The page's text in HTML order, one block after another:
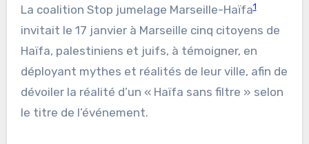
La coalition Stop jumelage Marseille-Haïfa1
invitait le 17 janvier à Marseille cinq citoyens de
Haïfa, palestiniens et juifs, à témoigner, en
déployant mythes et réalités de leur ville, afin de
dévoiler la réalité d’un « Haïfa sans filtre » selon
le titre de l’événement.